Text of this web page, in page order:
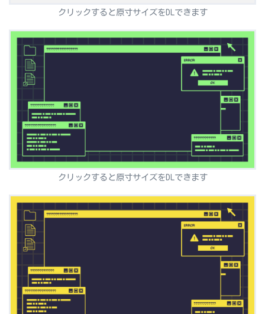
クリックすると原寸サイズをDLできます
クリックすると原寸サイズをDLできます